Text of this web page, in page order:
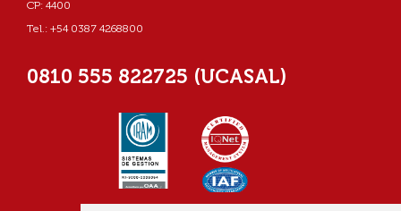
CP: 4400
Tel.: +54 0387 4268800
0810 555 822725 (UCASAL)